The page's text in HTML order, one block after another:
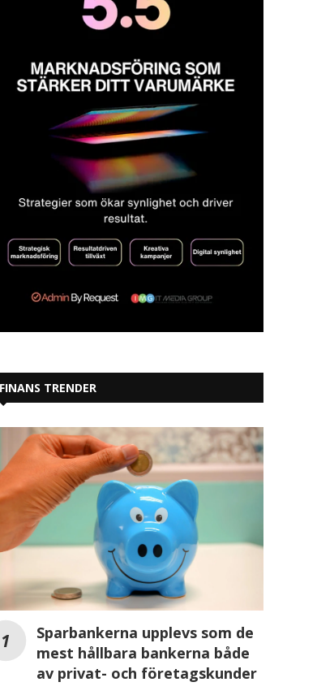
FINANS TRENDER
Sparbankerna upplevs som de
mest hållbara bankerna både
av privat- och företagskunder